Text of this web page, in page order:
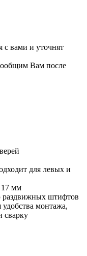
с вами и уточнят
Вам после
для левых и
17 мм
раздвижных штифтов
удобства монтажа,
сварку